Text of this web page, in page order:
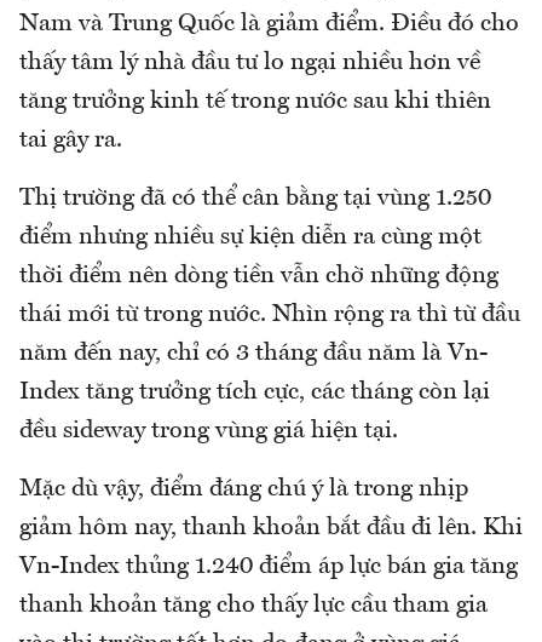
Nam và Trung Quốc là giảm điểm. Điều đó cho
thấy tâm lý nhà đầu tư lo ngại nhiều hơn về
tăng trưởng kinh tế trong nước sau khi thiên
tai gây ra.
Thị trường đã có thể cân bằng tại vùng 1.250
điểm nhưng nhiều sự kiện diễn ra cùng một
thời điểm nên dòng tiền vẫn chờ những động
thái mới từ trong nước. Nhìn rộng ra thì từ đầu
năm đến nay, chỉ có 3 tháng đầu năm là Vn-
Index tăng trưởng tích cực, các tháng còn lại
đều sideway trong vùng giá hiện tại.
Mặc dù vậy, điểm đáng chú ý là trong nhịp
giảm hôm nay, thanh khoản bắt đầu đi lên. Khi
Vn-Index thủng 1.240 điểm áp lực bán gia tăng
thanh khoản tăng cho thấy lực cầu tham gia